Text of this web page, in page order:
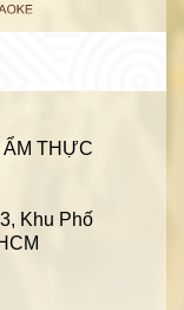
THỰC
Khu Phố